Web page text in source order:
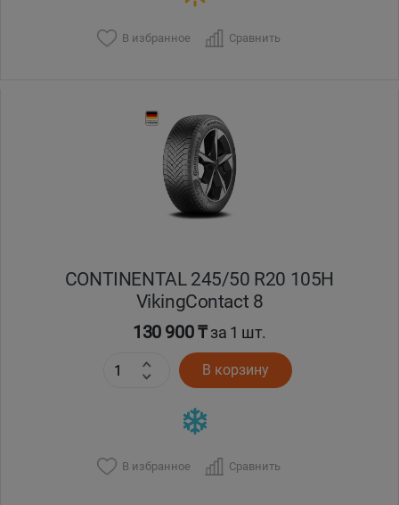
В избранное Сравнить
CONTINENTAL 245/50 R20 105H
VikingContact 8
130 900 ₸за 1 шт.
В корзину
В избранное Сравнить